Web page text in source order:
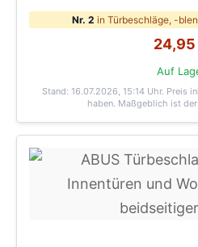
Nr. 2 in Türbeschläge, -
24,95
Auf
Stand: 16.07.2026, 15:14 Uhr. Preis
haben. Maßgeblich ist der